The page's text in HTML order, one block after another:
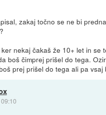
zakaj točno se ne bi
nekaj čakaš že 10+ let in se
boš čimprej prišel do tega.
prej prišel do tega ali pa vsaj